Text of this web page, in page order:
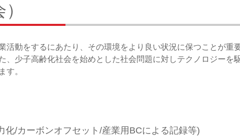
活動をするにあたり、その環境をより良い状況に保つことが重
、少子高齢化社会を始めとした社会問題に対しテクノロジーを
す。
化/カーボンオフセット/産業用BCによる記録等)